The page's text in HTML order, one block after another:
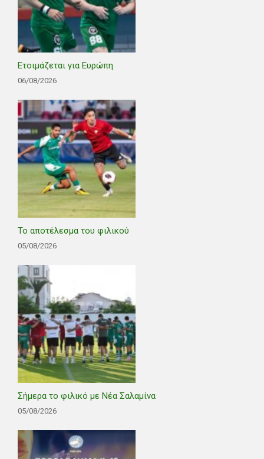
Ετοιμάζεται για Ευρώπη
06/08/2026
Το αποτέλεσμα του φιλικού
05/08/2026
Σήμερα το φιλικό με Νέα Σαλαμίνα
05/08/2026